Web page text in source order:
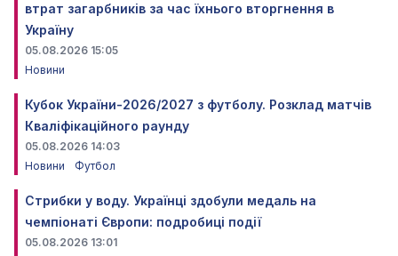
втрат загарбників за час їхнього вторгнення в
Україну
05.08.2026 15:05
Новини
Кубок України-2026/2027 з футболу. Розклад матчів
Кваліфікаційного раунду
05.08.2026 14:03
Новини
Футбол
Стрибки у воду. Українці здобули медаль на
чемпіонаті Європи: подробиці події
05.08.2026 13:01